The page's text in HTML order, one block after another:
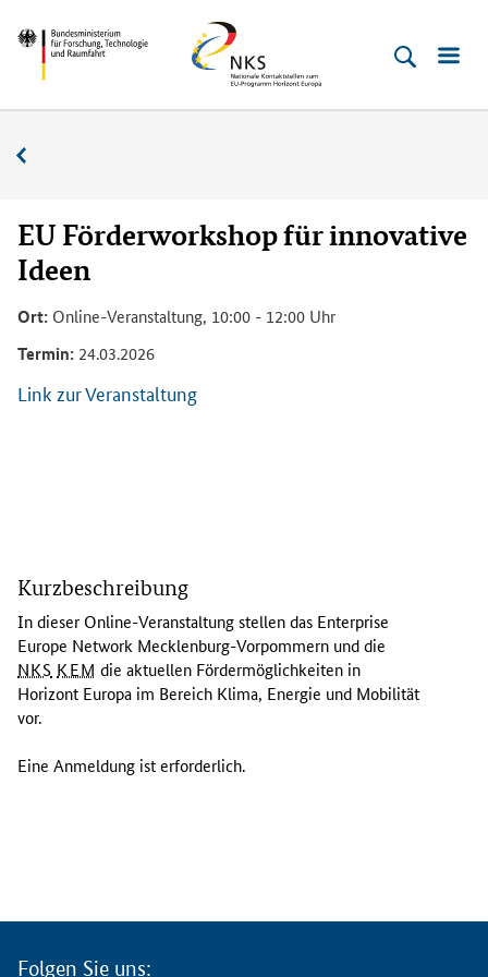
zum
Inhalt
(Eingabetaste)
zum
Hauptmenu
(Eingabetaste)
zur
Suche
(Eingabetaste)
zur
Fußleiste
(Enter)
Bundesministerium
Technologie
Raumfahrt
Horizont
Europa
EU Förderworkshop für innovative
Ideen
Ort: Online-Veranstaltung, 10:00 - 12:00 Uhr
Termin: 24.03.2026
Link zur Veranstaltung
d
i
e
s
e
r
n
r
Kurzbeschreibung
In dieser Online-Veranstaltung stellen das Enterprise
Europe Network Mecklenburg-Vorpommern und die
NKS KEM die aktuellen Fördermöglichkeiten in
Horizont Europa im Bereich Klima, Energie und Mobilität
vor.
Eine Anmeldung ist erforderlich.
Folgen Sie uns: